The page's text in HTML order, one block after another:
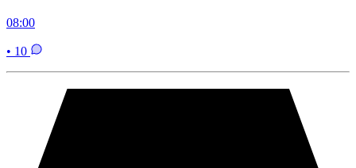
08:00
• 10